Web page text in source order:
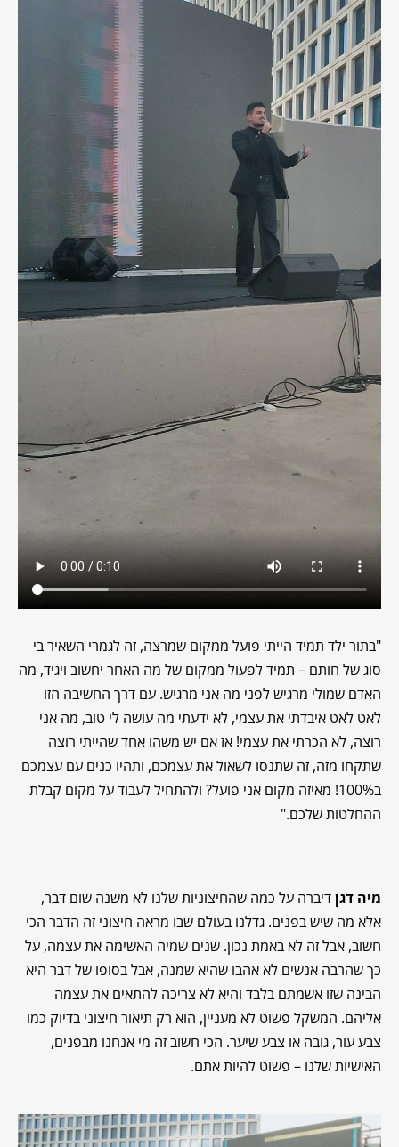
"בתור ילד תמיד הייתי פועל ממקום שמרצה, זה לגמרי השאיר בי
סוג של חותם – תמיד לפעול ממקום של מה האחר יחשוב ויגיד, מה
האדם שמולי מרגיש לפני מה אני מרגיש. עם דרך החשיבה הזו
לאט לאט איבדתי את עצמי, לא ידעתי מה עושה לי טוב, מה אני
רוצה, לא הכרתי את עצמי! אז אם יש משהו אחד שהייתי רוצה
שתקחו מזה, זה שתנסו לשאול את עצמכם, ותהיו כנים עם עצמכם
ב100%! מאיזה מקום אני פועל? ולהתחיל לעבוד על מקום קבלת
ההחלטות שלכם."
מיה דגןדיברה על כמה שהחיצוניות שלנו לא משנה שום דבר,
אלא מה שיש בפנים. גדלנו בעולם שבו מראה חיצוני זה הדבר הכי
חשוב, אבל זה לא באמת נכון. שנים שמיה האשימה את עצמה, על
כך שהרבה אנשים לא אהבו שהיא שמנה, אבל בסופו של דבר היא
הבינה שזו אשמתם בלבד והיא לא צריכה להתאים את עצמה
אליהם. המשקל פשוט לא מעניין, הוא רק תיאור חיצוני בדיוק כמו
צבע עור, גובה או צבע שיער. הכי חשוב זה מי אנחנו מבפנים,
האישיות שלנו – פשוט להיות אתם.